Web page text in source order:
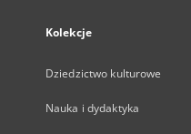
Kolekcje
Dziedzictwo kulturowe
Nauka i dydaktyka